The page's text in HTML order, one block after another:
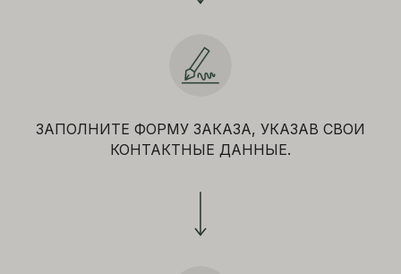
ЗАПОЛНИТЕ ФОРМУ ЗАКАЗА, УКАЗАВ СВОИ
КОНТАКТНЫЕ ДАННЫЕ.